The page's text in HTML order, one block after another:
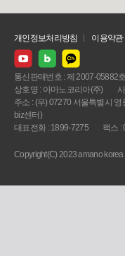
개인정보처리방침 이용약관
통신판매번호 : 제 2007-05882호
상호명 : 아마노코리아(주)
주소 : (우) 07270 서울특별시
biz센터)
대표전화 : 1899-7275
팩스 :
Copyright(C) 2023 amano korea